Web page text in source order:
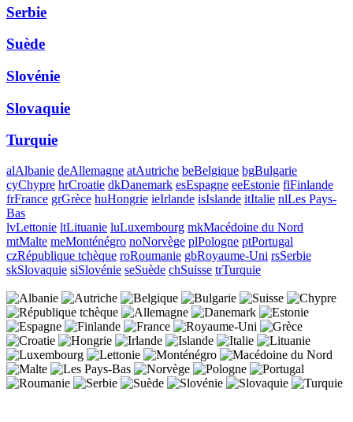
Serbie
Suède
Slovénie
Slovaquie
Turquie
alAlbanie deAllemagne atAutriche beBelgique bgBulgarie
cyChypre hrCroatie dkDanemark esEspagne eeEstonie fiFinlande
frFrance grGrèce huHongrie ieIrlande isIslande itItalie nlLes Pays-
Bas
lvLettonie ltLituanie luLuxembourg mkMacédoine du Nord
mtMalte meMonténégro noNorvège plPologne ptPortugal
czRépublique tchèque roRoumanie gbRoyaume-Uni rsSerbie
skSlovaquie siSlovénie seSuède chSuisse trTurquie